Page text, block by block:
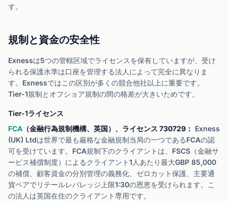
す。
規制と資金の安全性
Exnessは5つの管轄区域でライセンスを保有していますが、受け
られる保護水準は口座を管理する法人によって完全に異なりま
す。Exnessではこの区別が多くの競合他社以上に重要です。
Tier-1規制とオフショア規制の間の格差が大きいためです。
Tier-1ライセンス
FCA （金融行為規制機構、英国）、ライセンス 730729： Exness
(UK) Ltdは世界で最も厳格な金融規制当局の一つであるFCAの認
可を受けています。FCA規制下のクライアントは、FSCS（金融サ
ービス補償制度）によるクライアント1人あたり最大GBP 85,000
の補償、顧客資金の分別管理の義務化、ゼロカット保護、主要通
貨ペアでリテールレバレッジ上限1:30の恩恵を受けられます。こ
の法人は英国在住のクライアント専用です。